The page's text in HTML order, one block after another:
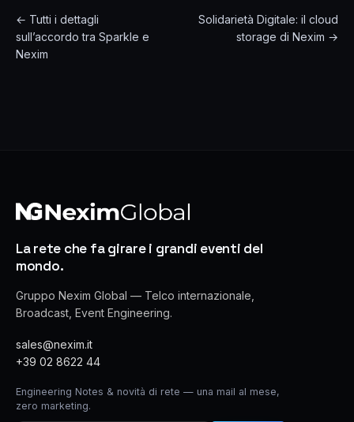
← Tutti i dettagli
sull’accordo tra Sparkle e
Nexim
Solidarietà Digitale: il cloud
storage di Nexim →
La rete che fa girare i grandi eventi del
mondo.
Gruppo Nexim Global — Telco internazionale,
Broadcast, Event Engineering.
sales@nexim.it
+39 02 8622 44
Engineering Notes & novità di rete — una mail al mese,
zero marketing.